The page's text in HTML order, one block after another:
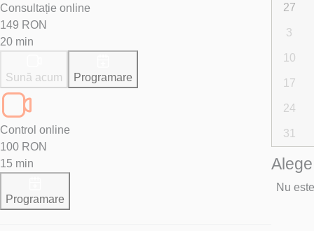
Consultație online
149 RON
20 min
Sună acum Programare
Control online
100 RON
15 min
Programare
27
3
10
17
24
31
Nu